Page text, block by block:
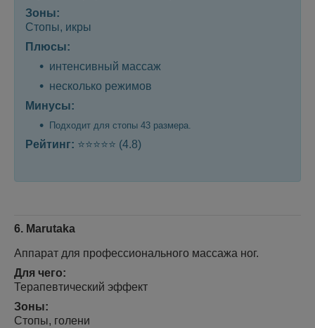
Зоны:
Стопы, икры
Плюсы:
интенсивный массаж
несколько режимов
Минусы:
Подходит для стопы 43 размера.
Рейтинг: ⭐⭐⭐⭐⭐ (4.8)
6. Marutaka
Аппарат для профессионального массажа ног.
Для чего:
Терапевтический эффект
Зоны:
Стопы, голени